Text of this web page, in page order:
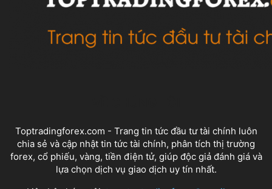
Toptradingforex.com - Trang tin tức đầu tư tài chính luôn
chia sẻ và cập nhật tin tức tài chính, phân tích thị trường
forex, cổ phiếu, vàng, tiền điện tử, giúp độc giả đánh giá và
lựa chọn dịch vụ giao dịch uy tín nhất.